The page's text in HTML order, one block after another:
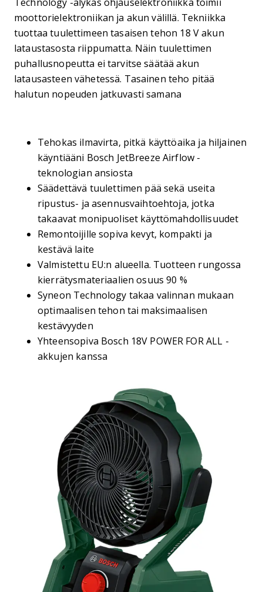
moottorielektroniikan ja akun välillä. Tekniikka
tuottaa tuulettimeen tasaisen tehon 18 V akun
lataustasosta riippumatta. Näin tuulettimen
puhallusnopeutta ei tarvitse säätää akun
latausasteen vähetessä. Tasainen teho pitää
halutun nopeuden jatkuvasti samana
Tehokas ilmavirta, pitkä käyttöaika ja hiljainen
käyntiääni Bosch JetBreeze Airflow -
teknologian ansiosta
Säädettävä tuulettimen pää sekä useita
ripustus- ja asennusvaihtoehtoja, jotka
takaavat monipuoliset käyttömahdollisuudet
Remontoijille sopiva kevyt, kompakti ja
kestävä laite
Valmistettu EU:n alueella. Tuotteen rungossa
kierrätysmateriaalien osuus 90 %
Syneon Technology takaa valinnan mukaan
optimaalisen tehon tai maksimaalisen
kestävyyden
Yhteensopiva Bosch 18V POWER FOR ALL -
akkujen kanssa